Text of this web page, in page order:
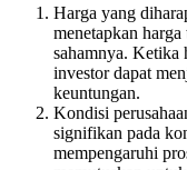
Harga yang
menetapkan
sahamnya. Ketika
investor dapat
keuntungan.
Kondisi
signifikan pada
mempengaruhi